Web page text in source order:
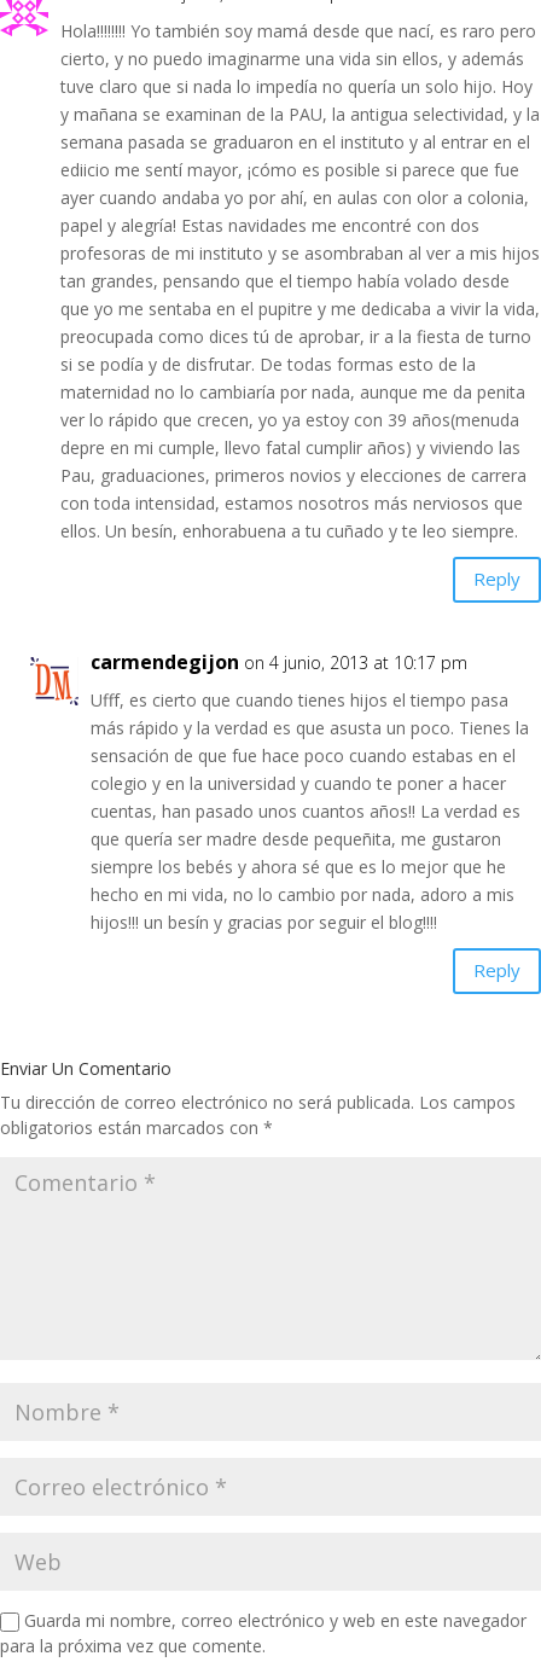
Hola!!!!!!!! Yo también soy mamá desde que nací, es raro pero
cierto, y no puedo imaginarme una vida sin ellos, y además
tuve claro que si nada lo impedía no quería un solo hijo. Hoy
y mañana se examinan de la PAU, la antigua selectividad, y la
semana pasada se graduaron en el instituto y al entrar en el
ediicio me sentí mayor, ¡cómo es posible si parece que fue
ayer cuando andaba yo por ahí, en aulas con olor a colonia,
papel y alegría! Estas navidades me encontré con dos
profesoras de mi instituto y se asombraban al ver a mis hijos
tan grandes, pensando que el tiempo había volado desde
que yo me sentaba en el pupitre y me dedicaba a vivir la vida,
preocupada como dices tú de aprobar, ir a la fiesta de turno
si se podía y de disfrutar. De todas formas esto de la
maternidad no lo cambiaría por nada, aunque me da penita
ver lo rápido que crecen, yo ya estoy con 39 años(menuda
depre en mi cumple, llevo fatal cumplir años) y viviendo las
Pau, graduaciones, primeros novios y elecciones de carrera
con toda intensidad, estamos nosotros más nerviosos que
ellos. Un besín, enhorabuena a tu cuñado y te leo siempre.
Reply
carmendegijon on 4 junio, 2013 at 10:17 pm
Ufff, es cierto que cuando tienes hijos el tiempo pasa
más rápido y la verdad es que asusta un poco. Tienes la
sensación de que fue hace poco cuando estabas en el
colegio y en la universidad y cuando te poner a hacer
cuentas, han pasado unos cuantos años!! La verdad es
que quería ser madre desde pequeñita, me gustaron
siempre los bebés y ahora sé que es lo mejor que he
hecho en mi vida, no lo cambio por nada, adoro a mis
hijos!!! un besín y gracias por seguir el blog!!!!
Reply
Enviar Un Comentario
Tu dirección de correo electrónico no será publicada. Los campos
obligatorios están marcados con *
Guarda mi nombre, correo electrónico y web en este navegador
para la próxima vez que comente.